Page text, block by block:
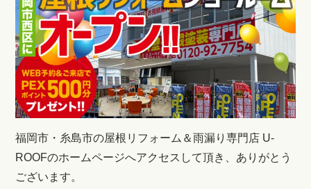
福岡市・糸島市の屋根リフォーム＆雨漏り専門店 U-
ROOFのホームページへアクセスして頂き、ありがとう
ございます。